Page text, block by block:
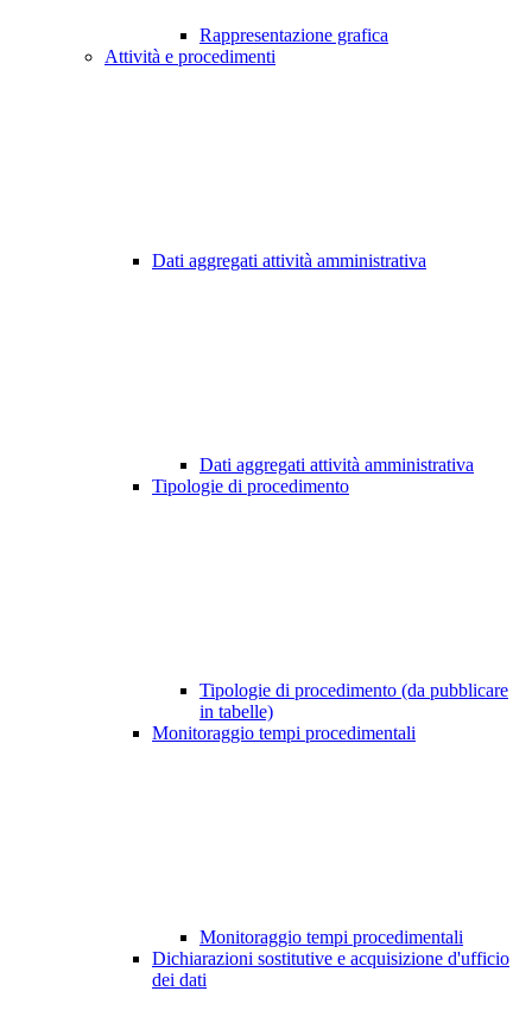
Rappresentazione grafica
Attività e procedimenti
Dati aggregati attività amministrativa
Dati aggregati attività amministrativa
Tipologie di procedimento
Tipologie di procedimento (da pubblicare
in tabelle)
Monitoraggio tempi procedimentali
Monitoraggio tempi procedimentali
Dichiarazioni sostitutive e acquisizione d'ufficio
dei dati